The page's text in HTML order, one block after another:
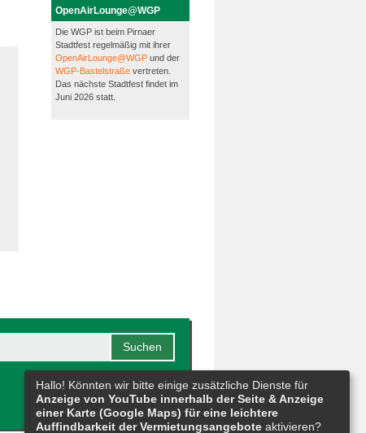
OpenAirLounge@WGP
Die WGP ist beim Pirnaer
Stadtfest regelmäßig mit ihrer
OpenAirLounge@WGP und der
WGP-Bastelstraße vertreten.
Das nächste Stadtfest findet im
Juni 2026 statt.
Hallo! Könnten wir bitte einige zusätzliche Dienste für
Anzeige von YouTube innerhalb der Seite & Anzeige
einer Karte (Google Maps) für eine leichtere
Auffindbarkeit der Vermietungsangebote aktivieren?